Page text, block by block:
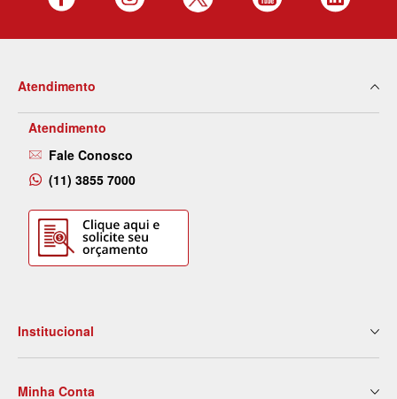
Atendimento
Atendimento
Fale Conosco
(11) 3855 7000
Institucional
Nossas Lojas
Minha Conta